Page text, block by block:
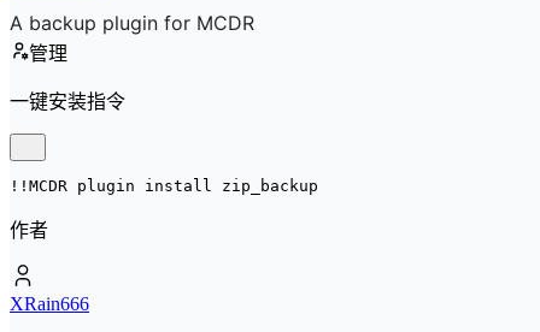
A backup plugin for MCDR
管理
一键安装指令
!!MCDR plugin install zip_backup
作者
XRain666